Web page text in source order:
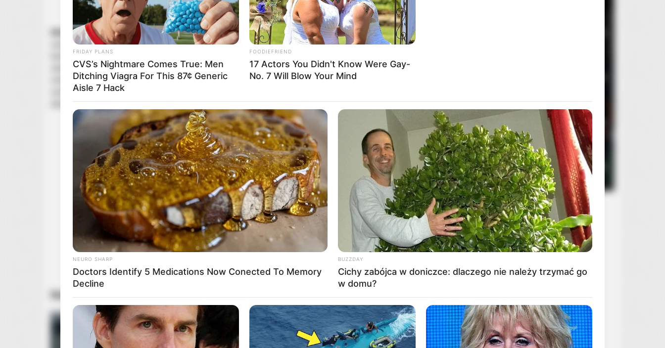
z filmowym rozmachem odtwarza niezwykłą drogę Rafaela Nadala, łącząc wypowiedzi osób, które
znają go najlepiej — na korcie i poza nim — z niepublikowanymi materiałami odsłaniającymi kulisy życia i
kariery legendy. Od pierwszych kroków w wieku trzech lat po powrót do rywalizacji w 2024 roku dokument
ukazuje nie tylko ewolucję mistrza, lecz także fizyczne i emocjonalne koszty jego kariery, gdy raz po raz
mierzy się ze swoim najtrudniejszym rywalem:własnym ciałem . W dokumencie poznajemy szczerą,
wrażliwą twarz supergwiazdy, a każdy odcinek wykracza poza tenis, zgłębiając życie, historię i
dziedzictwo bezprecedensowej ikony.
Dziewiąty sezon „Ricka i Morty’ego” od poniedziałku na HBO Max
4 Rocky Horror Picture Show
5 Sanatorium pod klepsydrą
FRIDAY PLANS
CVS’s Nightmare Comes True: Men
Ditching Viagra For This 87¢ Generic
Aisle 7 Hack
FOODIEFRIEND
17 Actors You Didn't Know Were Gay-
No. 7 Will Blow Your Mind
NEURO SHARP
Doctors Identify 5 Medications Now Conected To Memory
Decline
BUZZDAY
Cichy zabójca w doniczce: dlaczego nie należy trzymać go
w domu?
17 Actors You Didn't Know Were Gay—No. 7 Will Blow Your
Mind
Tragedy Of Paul McCartney, 83. He Has Been Confirmed
To Be...!
HEALTHYREHABCARE
Victoria Is Almost 90, Hold Your Heart
When You See Her Now
HERBEAUTY
The Prettiest Girl In The World Is All
Grown Up: Look At Her Now!
BRAINBERRIES
Why He Swapped His Wrestling
Shorts For A Superhero Suit